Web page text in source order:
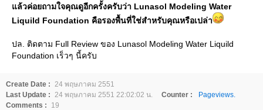
ล้วค่อยถามใจคุณดูอีกครั้งครับว่า Lunasol Modeling Water
Liquild Foundation คือรองพื้นที่ใช่สำหรับคุณหรือเปล่า
ปล. ติดตาม Full Review ของ Lunasol Modeling Water Liquild
Foundation เร็วๆ นี้ครับ
Create Date : 24 พฤษภาคม 2551
Last Update : 24 พฤษภาคม 2551 22:02:02 น. Counter :
Pageviews.
Comments :
19